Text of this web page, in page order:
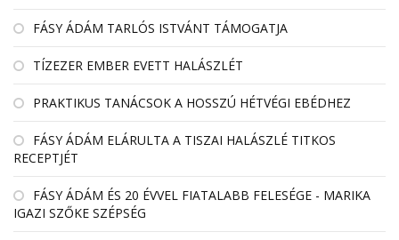
FÁSY ÁDÁM TARLÓS ISTVÁNT TÁMOGATJA
TÍZEZER EMBER EVETT HALÁSZLÉT
PRAKTIKUS TANÁCSOK A HOSSZÚ HÉTVÉGI EBÉDHEZ
FÁSY ÁDÁM ELÁRULTA A TISZAI HALÁSZLÉ TITKOS
RECEPTJÉT
FÁSY ÁDÁM ÉS 20 ÉVVEL FIATALABB FELESÉGE - MARIKA
IGAZI SZŐKE SZÉPSÉG